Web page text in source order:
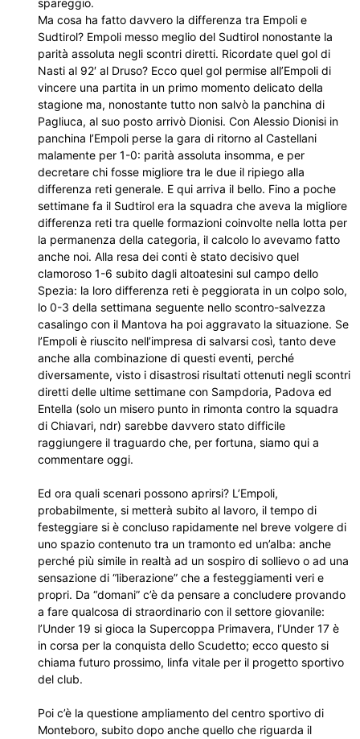
spareggio.
Ma cosa ha fatto davvero la differenza tra Empoli e
Sudtirol? Empoli messo meglio del Sudtirol nonostante la
parità assoluta negli scontri diretti. Ricordate quel gol di
Nasti al 92′ al Druso? Ecco quel gol permise all’Empoli di
vincere una partita in un primo momento delicato della
stagione ma, nonostante tutto non salvò la panchina di
Pagliuca, al suo posto arrivò Dionisi. Con Alessio Dionisi in
panchina l’Empoli perse la gara di ritorno al Castellani
malamente per 1-0: parità assoluta insomma, e per
decretare chi fosse migliore tra le due il ripiego alla
differenza reti generale. E qui arriva il bello. Fino a poche
settimane fa il Sudtirol era la squadra che aveva la migliore
differenza reti tra quelle formazioni coinvolte nella lotta per
la permanenza della categoria, il calcolo lo avevamo fatto
anche noi. Alla resa dei conti è stato decisivo quel
clamoroso 1-6 subito dagli altoatesini sul campo dello
Spezia: la loro differenza reti è peggiorata in un colpo solo,
lo 0-3 della settimana seguente nello scontro-salvezza
casalingo con il Mantova ha poi aggravato la situazione. Se
l’Empoli è riuscito nell’impresa di salvarsi così, tanto deve
anche alla combinazione di questi eventi, perché
diversamente, visto i disastrosi risultati ottenuti negli scontri
diretti delle ultime settimane con Sampdoria, Padova ed
Entella (solo un misero punto in rimonta contro la squadra
di Chiavari, ndr) sarebbe davvero stato difficile
raggiungere il traguardo che, per fortuna, siamo qui a
commentare oggi.
Ed ora quali scenari possono aprirsi? L’Empoli,
probabilmente, si metterà subito al lavoro, il tempo di
festeggiare si è concluso rapidamente nel breve volgere di
uno spazio contenuto tra un tramonto ed un’alba: anche
perché più simile in realtà ad un sospiro di sollievo o ad una
sensazione di “liberazione” che a festeggiamenti veri e
propri. Da “domani” c’è da pensare a concludere provando
a fare qualcosa di straordinario con il settore giovanile:
l’Under 19 si gioca la Supercoppa Primavera, l’Under 17 è
in corsa per la conquista dello Scudetto; ecco questo si
chiama futuro prossimo, linfa vitale per il progetto sportivo
del club.
Poi c’è la questione ampliamento del centro sportivo di
Monteboro, subito dopo anche quello che riguarda il